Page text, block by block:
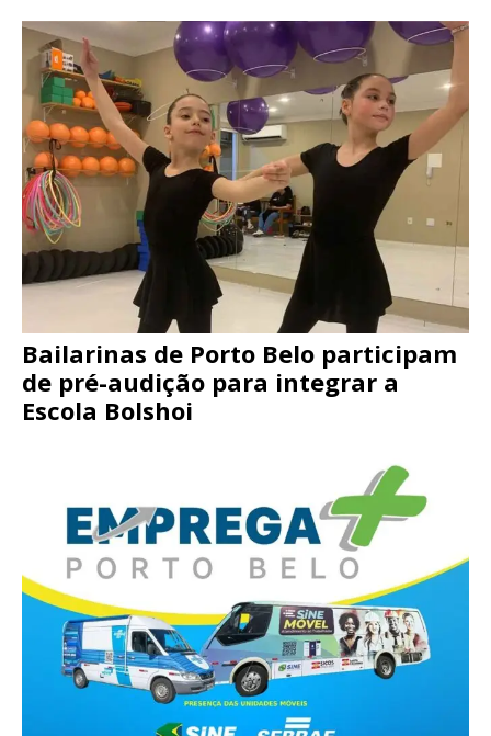
Bailarinas de Porto Belo participam
de pré-audição para integrar a
Escola Bolshoi